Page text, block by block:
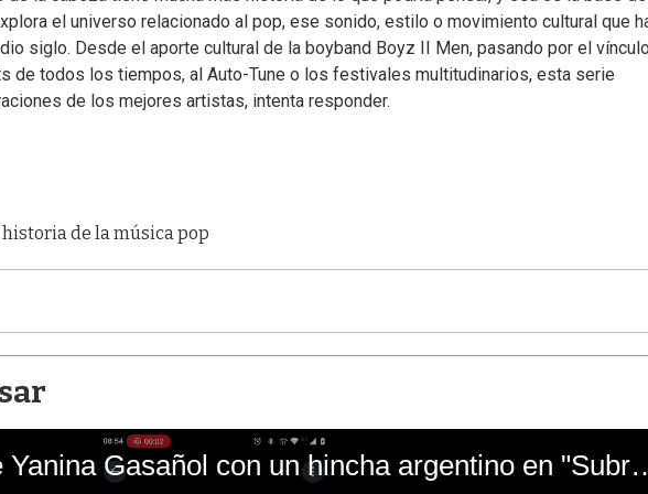
el universo relacionado al pop, ese sonido, estilo o movimiento cultural que
siglo. Desde el aporte cultural de la boyband Boyz II Men, pasando por el vínculo
de todos los tiempos, al Auto-Tune o los festivales multitudinarios, esta serie
de los mejores artistas, intenta responder.
de la música pop
El mal momento de Yanina